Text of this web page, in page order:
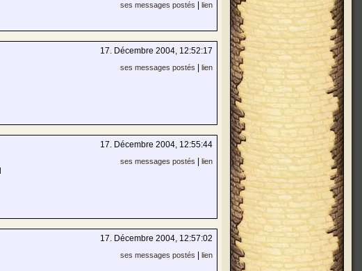
ses messages postés lien
17. Décembre 2004, 12:52:17
ses messages postés lien
17. Décembre 2004, 12:55:44
ses messages postés lien
17. Décembre 2004, 12:57:02
ses messages postés lien